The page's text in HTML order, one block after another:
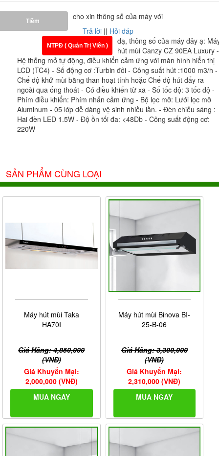
Tiềm
cho xin thông số của máy với
Trả lời || Hỏi đáp
NTPĐ ( Quản Trị Viên )
dạ, thông số của máy đây ạ:
hút mùi Canzy CZ 90EA Luxury -
Hệ thống mở tự động, điều khiển cảm ứng với màn hình hiển thị
LCD (TC4) - Số động cơ :Turbin đôi - Công suất hút :1000 m3/h -
Chế độ khử mùi bằng than hoạt tính hoặc Chế độ hút đẩy ra
ngoài qua ống thoát - Có điều khiển từ xa - Số tốc độ: 3 tốc độ -
Phím điều khiển: Phím nhấn cảm ứng - Bộ lọc mỡ: Lưới lọc mỡ
Aluminum - 05 lớp dễ dàng vệ sinh nhiều lần. - Đèn chiếu sáng :
Hai đèn LED 1.5W - Độ ồn tối đa: <48Db - Công suất động cơ:
220W
SẢN PHẨM CÙNG LOẠI
Máy hút mùi Taka
HA70I
Giá Hãng: 4,850,000
(VNĐ)
Giá Khuyến Mại:
2,000,000 (VNĐ)
MUA NGAY
Máy hút mùi Binova BI-
25-B-06
Giá Hãng: 3,300,000
(VNĐ)
Giá Khuyến Mại:
2,310,000 (VNĐ)
MUA NGAY